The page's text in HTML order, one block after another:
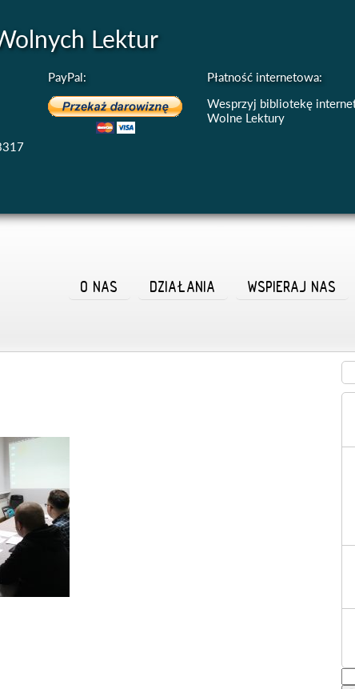
Lektur
PayPal:
Płatność internetowa:
Wesprzyj bibliotekę
Wolne Lektury
WSPIERAJ NAS
DZIAŁANIA
O NAS